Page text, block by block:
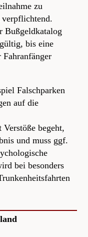
zu
Bußgeldkatalog
bis eine
Falschparken
auf die
begeht,
und muss ggf.
bei besonders